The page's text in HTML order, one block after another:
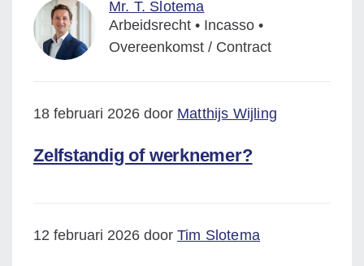
Mr. T. Slotema
Arbeidsrecht • Incasso •
Overeenkomst / Contract
18 februari 2026 door Matthijs Wijling
Zelfstandig of werknemer?
12 februari 2026 door Tim Slotema